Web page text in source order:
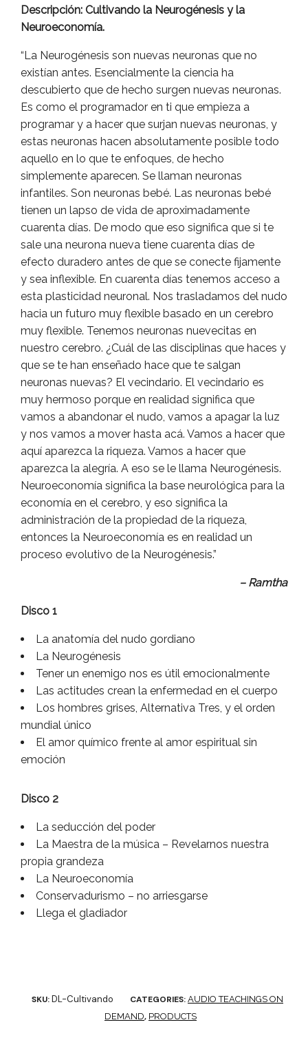
Descripción: Cultivando la Neurogénesis y la
Neuroeconomía.
“La Neurogénesis son nuevas neuronas que no
existían antes. Esencialmente la ciencia ha
descubierto que de hecho surgen nuevas neuronas.
Es como el programador en ti que empieza a
programar y a hacer que surjan nuevas neuronas, y
estas neuronas hacen absolutamente posible todo
aquello en lo que te enfoques, de hecho
simplemente aparecen. Se llaman neuronas
infantiles. Son neuronas bebé. Las neuronas bebé
tienen un lapso de vida de aproximadamente
cuarenta días. De modo que eso significa que si te
sale una neurona nueva tiene cuarenta días de
efecto duradero antes de que se conecte fijamente
y sea inflexible. En cuarenta días tenemos acceso a
esta plasticidad neuronal. Nos trasladamos del nudo
hacia un futuro muy flexible basado en un cerebro
muy flexible. Tenemos neuronas nuevecitas en
nuestro cerebro. ¿Cuál de las disciplinas que haces y
que se te han enseñado hace que te salgan
neuronas nuevas? El vecindario. El vecindario es
muy hermoso porque en realidad significa que
vamos a abandonar el nudo, vamos a apagar la luz
y nos vamos a mover hasta acá. Vamos a hacer que
aquí aparezca la riqueza. Vamos a hacer que
aparezca la alegría. A eso se le llama Neurogénesis.
Neuroeconomía significa la base neurológica para la
economía en el cerebro, y eso significa la
administración de la propiedad de la riqueza,
entonces la Neuroeconomía es en realidad un
proceso evolutivo de la Neurogénesis.”
– Ramtha
Disco 1
La anatomía del nudo gordiano
La Neurogénesis
Tener un enemigo nos es útil emocionalmente
Las actitudes crean la enfermedad en el cuerpo
Los hombres grises, Alternativa Tres, y el orden
mundial único
El amor químico frente al amor espiritual sin
emoción
Disco 2
La seducción del poder
La Maestra de la música – Revelarnos nuestra
propia grandeza
La Neuroeconomía
Conservadurismo – no arriesgarse
Llega el gladiador
SKU:DL-Cultivando CATEGORIES: AUDIO TEACHINGS ON
DEMAND, PRODUCTS